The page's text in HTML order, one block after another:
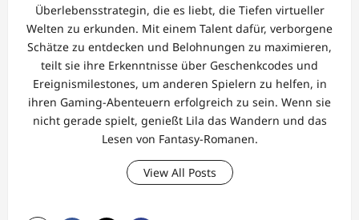
Überlebensstrategin, die es liebt, die Tiefen virtueller
Welten zu erkunden. Mit einem Talent dafür, verborgene
Schätze zu entdecken und Belohnungen zu maximieren,
teilt sie ihre Erkenntnisse über Geschenkcodes und
Ereignismilestones, um anderen Spielern zu helfen, in
ihren Gaming-Abenteuern erfolgreich zu sein. Wenn sie
nicht gerade spielt, genießt Lila das Wandern und das
Lesen von Fantasy-Romanen.
View All Posts